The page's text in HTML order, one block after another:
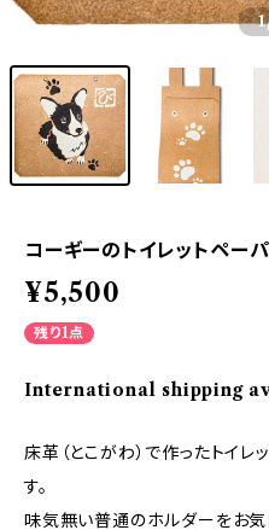
1
コーギーのトイレットペー
¥5,500
残り1点
International shipping
床革（とこがわ）で作ったトイ
す。
味気無い普通のホルダーをお